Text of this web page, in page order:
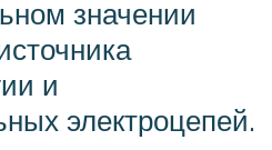
значении
и
электроцепей.